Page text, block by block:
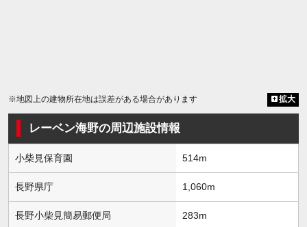
※地図上の建物所在地は誤差がある場合があります 拡大
レーベン海野の周辺施設情報
小柴見保育園 514m
長野県庁 1,060m
長野小柴見簡易郵便局 283m